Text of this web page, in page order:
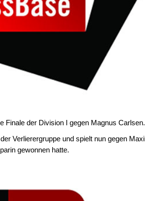
Finale der Division I gegen Magnus Carlsen.
Verlierergruppe und spielt nun gegen
gewonnen hatte.